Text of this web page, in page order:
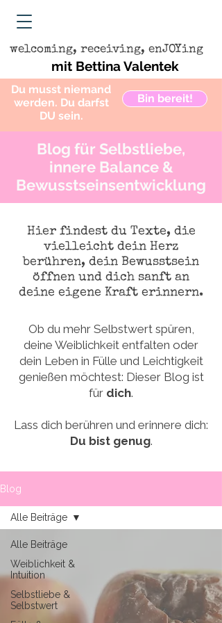
Du musst niemand
werden. Du darfst
DU sein.
Bin bereit!
welcoming, receiving, enJOYing
mit Bettina Valentek
Blog für Selbstliebe,
innere Balance &
Bewusstseinsentwicklung
Hier findest du Texte, die
vielleicht dein Herz
berühren, dein Bewusstsein
öffnen und dich sanft an
deine eigene Kraft erinnern.
Ob du mehr Selbstwert spüren,
deine Weiblichkeit entfalten oder
dein Leben in Fülle und Leichtigkeit
genießen möchtest: Dieser Blog ist
für dich.
Lass dich berühren und erinnere dich:
Du bist genug.
Blog
Alle Beiträge
Weiblichkeit &
Intuition
Selbstliebe &
Selbstwert
Alle Beiträge